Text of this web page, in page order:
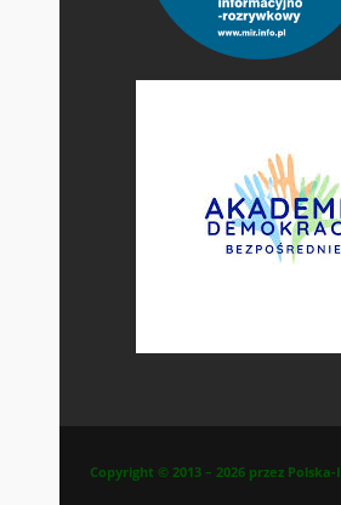
Copyright © 2013 – 2026 przez Polska-